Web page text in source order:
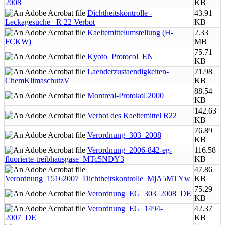
2008
KB
Dichtheitskontrolle -
Leckagesuche_ R 22 Verbot
43.91
KB
Kaeltemittelumstellung (H-
FCKW)
2.33
MB
Kyoto_Protocol_EN
75.71
KB
Laenderzustaendigkeiten-
ChemKlimaschutzV
71.98
KB
Montreal-Protokol 2000
88.54
KB
Verbot des Kaeltemittel R22
142.63
KB
Verordnung_303_2008
76.89
KB
Verordnung_2006-842-eg-
fluorierte-treibhausgase_MTc5NDY3
116.58
KB
Verordnung_15162007_Dichtheitskontrolle_MjA5MTYw
47.86
KB
Verordnung_EG_303_2008_DE
75.29
KB
Verordnung_EG_1494-
2007_DE
42.37
KB